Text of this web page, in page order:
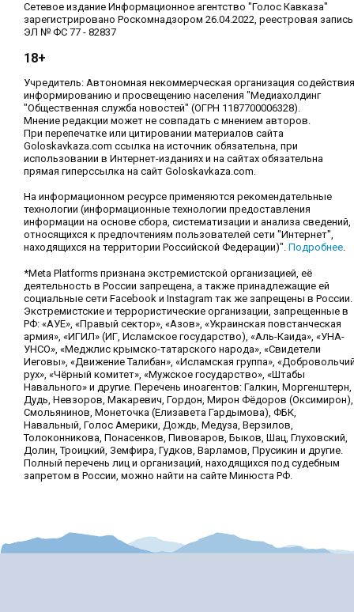
Сетевое издание Информационное агентство "Голос Кавказа"
зарегистрировано Роскомнадзором 26.04.2022, реестровая запись
ЭЛ № ФС 77 - 82837
18+
Учредитель: Автономная некоммерческая организация содействия
информированию и просвещению населения "Медиахолдинг
"Общественная служба новостей" (ОГРН 1187700006328).
Мнение редакции может не совпадать с мнением авторов.
При перепечатке или цитировании материалов сайта
Goloskavkaza.com ссылка на источник обязательна, при
использовании в Интернет-изданиях и на сайтах обязательна
прямая гиперссылка на сайт Goloskavkaza.com.
На информационном ресурсе применяются рекомендательные
технологии (информационные технологии предоставления
информации на основе сбора, систематизации и анализа сведений,
относящихся к предпочтениям пользователей сети "Интернет",
находящихся на территории Российской Федерации)". Подробнее.
*Meta Platforms признана экстремистской организацией, её
деятельность в России запрещена, а также принадлежащие ей
социальные сети Facebook и Instagram так же запрещены в России.
Экстремистские и террористические организации, запрещенные в
РФ: «АУЕ», «Правый сектор», «Азов», «Украинская повстанческая
армия», «ИГИЛ» (ИГ, Исламское государство), «Аль-Каида», «УНА-
УНСО», «Меджлис крымско-татарского народа», «Свидетели
Иеговы», «Движение Талибан», «Исламская группа»,
рух», «Чёрный комитет», «Мужское государство», «Штабы
Навального» и другие. Перечень иноагентов: Галкин, Моргенштерн,
Дудь, Невзоров, Макаревич, Гордон, Мирон Фёдоров (Оксимирон),
Смольянинов, Монеточка (Елизавета Гардымова), ФБК,
Навальный, Голос Америки, Дождь, Медуза, Верзилов,
Толоконникова, Понасенков, Пивоваров, Быков, Шац, Глуховский,
Долин, Троицкий, Земфира, Гудков, Варламов, Прусикин и другие.
Полный перечень лиц и организаций, находящихся под судебным
запретом в России, можно найти на сайте Минюста РФ.